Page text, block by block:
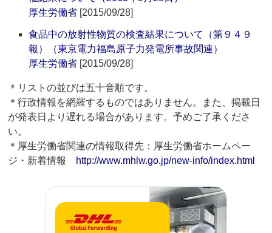
厚生労働省 [2015/09/28]
食品中の放射性物質の検査結果について（第９４９
報）（東京電力福島原子力発電所事故関連）
厚生労働省 [2015/09/28]
＊リストの並びは五十音順です。
＊行政情報を網羅するものではありません。また、掲載日
が発表日より遅れる場合があります。予めご了承くださ
い。
＊厚生労働省関連の情報取得先：厚生労働省ホームペー
ジ・新着情報 http://www.mhlw.go.jp/new-info/index.html